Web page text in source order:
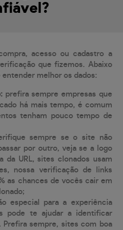
acesso ou cadastro a
que fizemos. Abaixo
entender melhor os dados:
prefira sempre empresas que
há mais tempo, é comum
tenham pouco tempo de
sempre se o site não
por outro, veja se a logo
da URL, sites clonados usam
nossa verificação de links
as chances de vocês cair em
especial para a experiência
pode te ajudar a identificar
Prefira sempre, sites com boa